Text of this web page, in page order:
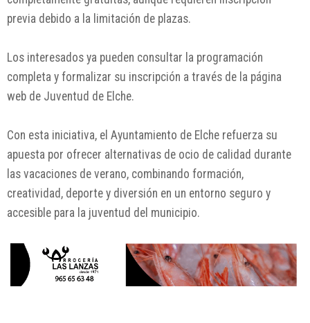
previa debido a la limitación de plazas.
Los interesados ya pueden consultar la programación
completa y formalizar su inscripción a través de la página
web de Juventud de Elche.
Con esta iniciativa, el Ayuntamiento de Elche refuerza su
apuesta por ofrecer alternativas de ocio de calidad durante
las vacaciones de verano, combinando formación,
creatividad, deporte y diversión en un entorno seguro y
accesible para la juventud del municipio.